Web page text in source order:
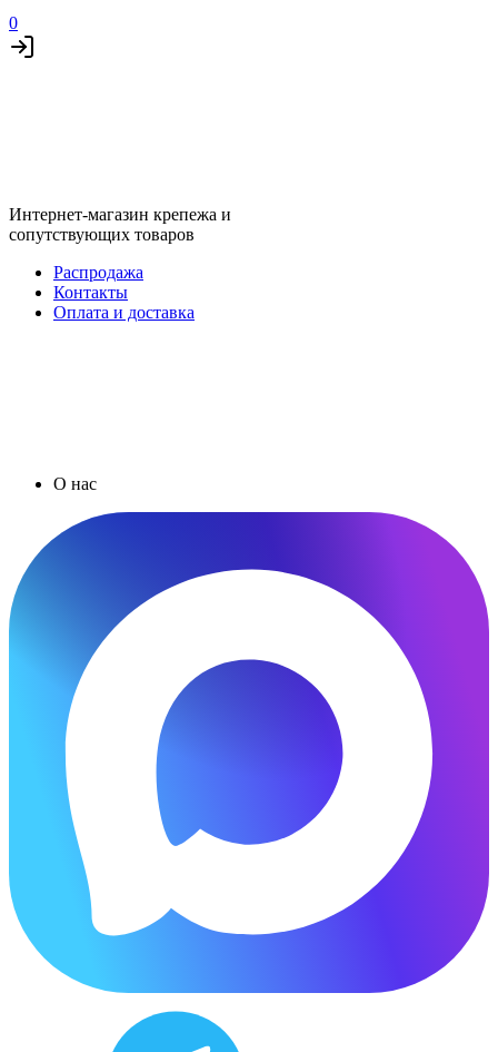
0
Интернет-магазин крепежа и
сопутствующих товаров
Распродажа
Контакты
Оплата и доставка
О нас